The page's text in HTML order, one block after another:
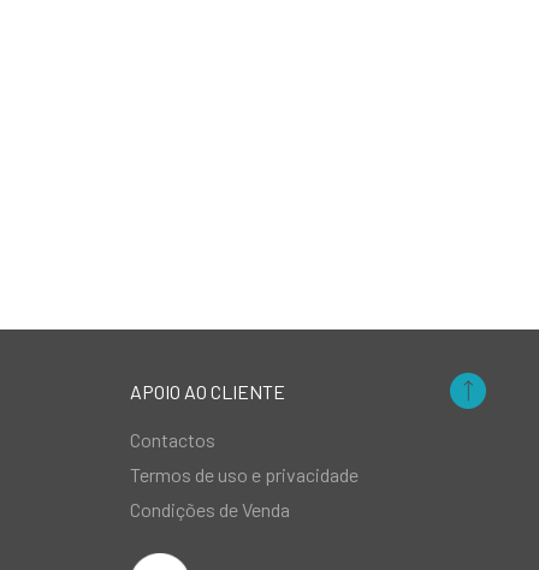
APOIO AO CLIENTE
Contactos
Termos de uso e privacidade
Condições de Venda